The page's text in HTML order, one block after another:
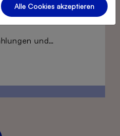
Hintergründe,
und…
Alle Cookies akzeptieren